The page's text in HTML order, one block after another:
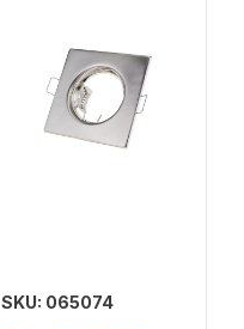
SKU: 065074